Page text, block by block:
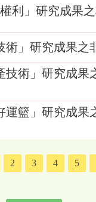
權利」研究成果
術」研究成果
技術」研究成
運籃」研究成
2 3 4 5